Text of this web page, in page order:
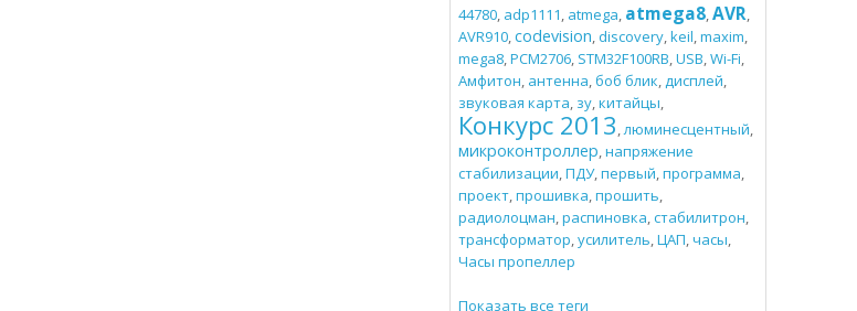
44780, adp1111, atmega, atmega8,AVR,
AVR910,codevision,discovery,keil,maxim,
mega8,PCM2706, STM32F100RB,USB,Wi-Fi,
Амфитон, антенна,боб блик,дисплей,
звуковая карта, зу,китайцы,
Конкурс 2013,люминесцентный,
микроконтроллер,напряжение
стабилизации,ПДУ,первый,программа,
проект,прошивка,прошить,
радиолоцман,распиновка,стабилитрон,
трансформатор,усилитель,ЦАП,часы,
Часы пропеллер
Показать все теги